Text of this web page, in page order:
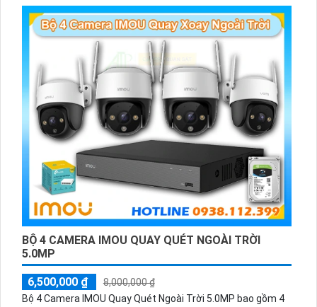
camera này còn có khả năng thu âm chất lượng, đảm bảo
việc giám sát không chỉ thông qua hình ảnh mà còn cả âm
BỘ 4 CAMERA IMOU QUAY QUÉT NGOÀI TRỜI
5.0MP
6,500,000 ₫
8,000,000 ₫
Bộ 4 Camera IMOU Quay Quét Ngoài Trời 5.0MP bao gồm 4